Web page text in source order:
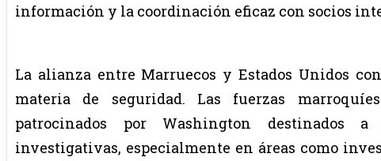
información y la coordinación eficaz con socios
La alianza entre Marruecos y Estados Unidos
materia de seguridad. Las fuerzas
patrocinados por Washington destinados
investigativas, especialmente en áreas como